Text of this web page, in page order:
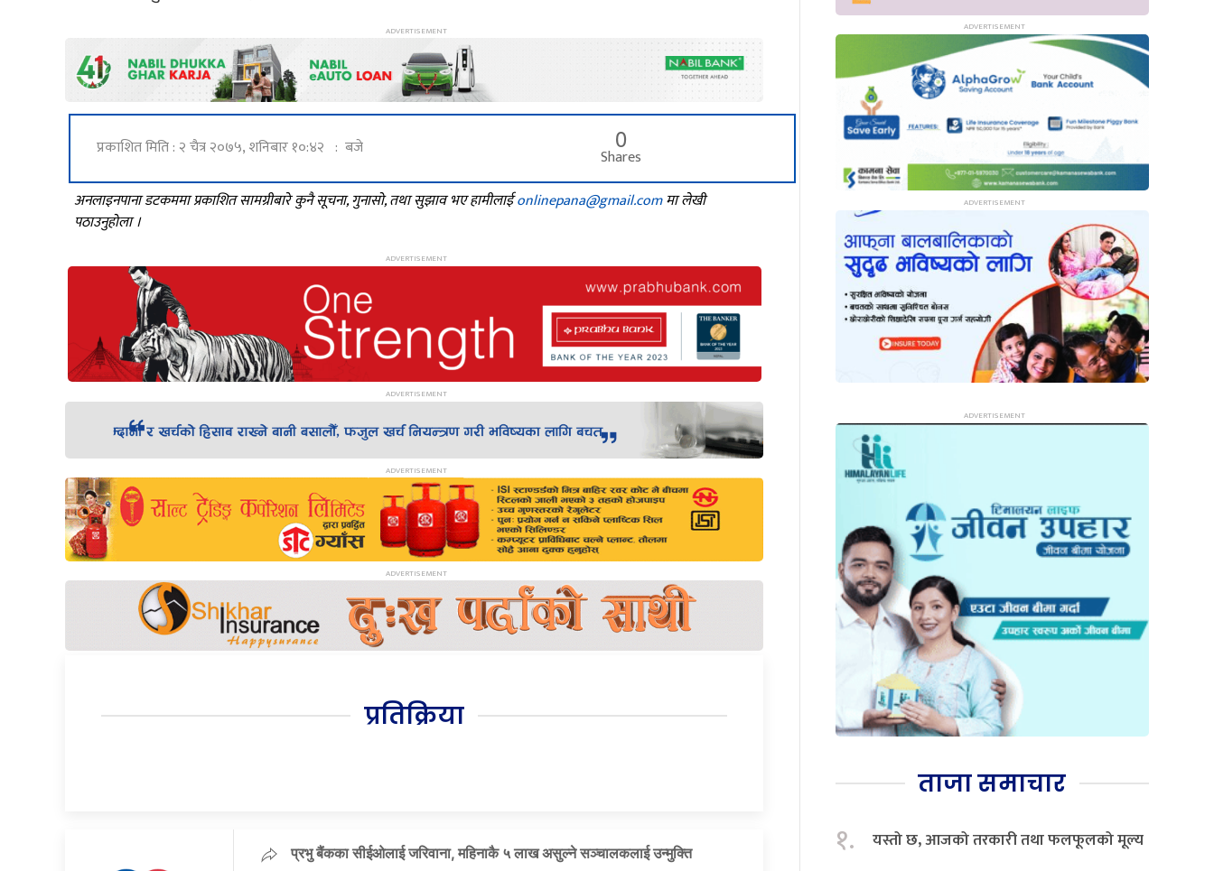
प्रकाशित मिति : २ चैत्र २०७५, शनिबार १०:४२ : बजे 0
Shares
अनलाइनपाना डटकममा प्रकाशित सामग्रीबारे कुनै सूचना, गुनासो, तथा सुझाव भए हामीलाईonlinepana@gmail.comमा लेखी
पठाउनुहोला ।
प्रतिक्रिया
प्रभु बैंकका सीईओलाई जरिवाना, महिनाकै ५ लाख असुल्ने सञ्चालकलाई उन्मुक्ति
ताजा समाचार
१. यस्तो छ, आजको तरकारी तथा फलफूलको मूल्य